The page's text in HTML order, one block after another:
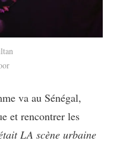
va au Sénégal,
et rencontrer les
LA scène urbaine